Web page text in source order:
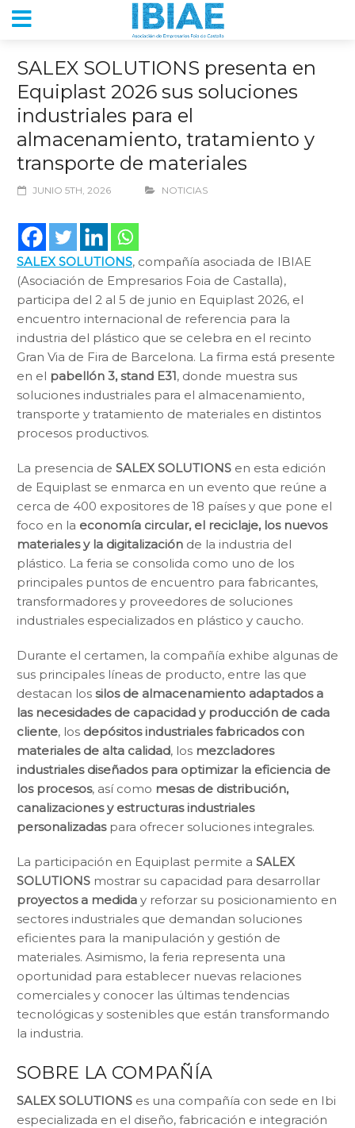
SALEX SOLUTIONS presenta en
Equiplast 2026 sus soluciones
industriales para el
almacenamiento, tratamiento y
transporte de materiales
JUNIO 5TH, 2026 NOTICIAS
SALEX SOLUTIONS, compañía asociada de IBIAE
(Asociación de Empresarios Foia de Castalla),
participa del 2 al 5 de junio en Equiplast 2026, el
encuentro internacional de referencia para la
industria del plástico que se celebra en el recinto
Gran Via de Fira de Barcelona. La firma está presente
en el pabellón 3, stand E31, donde muestra sus
soluciones industriales para el almacenamiento,
transporte y tratamiento de materiales en distintos
procesos productivos.
La presencia de SALEX SOLUTIONS en esta edición
de Equiplast se enmarca en un evento que reúne a
cerca de 400 expositores de 18 países y que pone el
foco en la economía circular, el reciclaje, los nuevos
materiales y la digitalización de la industria del
plástico. La feria se consolida como uno de los
principales puntos de encuentro para fabricantes,
transformadores y proveedores de soluciones
industriales especializados en plástico y caucho.
Durante el certamen, la compañía exhibe algunas de
sus principales líneas de producto, entre las que
destacan los silos de almacenamiento adaptados a
las necesidades de capacidad y producción de cada
cliente, los depósitos industriales fabricados con
materiales de alta calidad, los mezcladores
industriales diseñados para optimizar la eficiencia de
los procesos, así como mesas de distribución,
canalizaciones y estructuras industriales
personalizadaspara ofrecer soluciones integrales.
La participación en Equiplast permite a SALEX
SOLUTIONS mostrar su capacidad para desarrollar
proyectos a medida y reforzar su posicionamiento en
sectores industriales que demandan soluciones
eficientes para la manipulación y gestión de
materiales. Asimismo, la feria representa una
oportunidad para establecer nuevas relaciones
comerciales y conocer las últimas tendencias
tecnológicas y sostenibles que están transformando
la industria.
SOBRE LA COMPAÑÍA
SALEX SOLUTIONS es una compañía con sede en Ibi
especializada en el diseño, fabricación e integración